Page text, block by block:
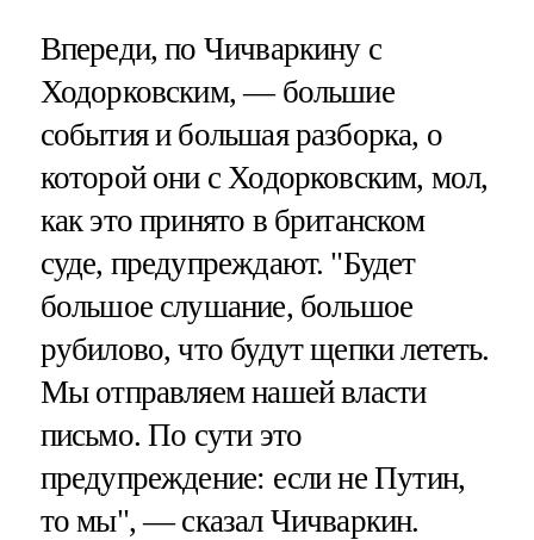
Впереди, по Чичваркину с
Ходорковским, — большие
события и большая разборка, о
которой они с Ходорковским, мол,
как это принято в британском
суде, предупреждают. "Будет
большое слушание, большое
рубилово, что будут щепки лететь.
Мы отправляем нашей власти
письмо. По сути это
предупреждение: если не Путин,
то мы", — сказал Чичваркин.